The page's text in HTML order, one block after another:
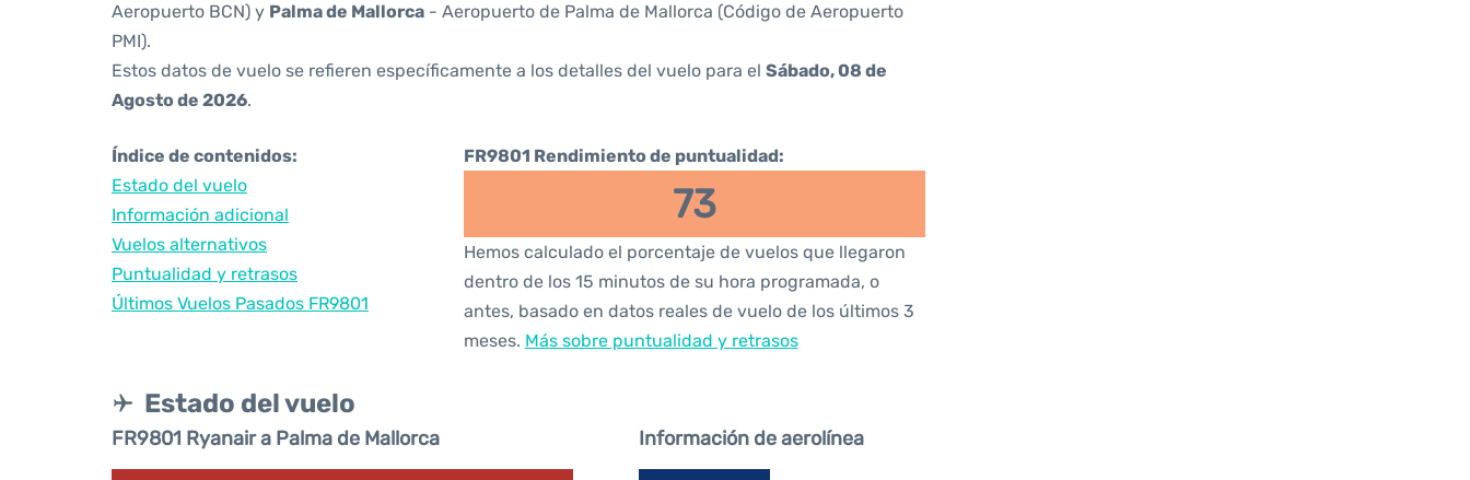
Aeropuerto BCN) y Palma de Mallorca - Aeropuerto de Palma de Mallorca (Código de Aeropuerto
PMI).
Estos datos de vuelo se refieren específicamente a los detalles del vuelo para el Sábado, 08 de
Agosto de 2026.
Índice de contenidos:
Estado del vuelo
Información adicional
Vuelos alternativos
Puntualidad y retrasos
Últimos Vuelos Pasados FR9801
FR9801 Rendimiento de puntualidad:
73
Hemos calculado el porcentaje de vuelos que llegaron
dentro de los 15 minutos de su hora programada, o
antes, basado en datos reales de vuelo de los últimos 3
meses. Más sobre puntualidad y retrasos
Estado del vuelo
FR9801 Ryanair a Palma de Mallorca Información de aerolínea